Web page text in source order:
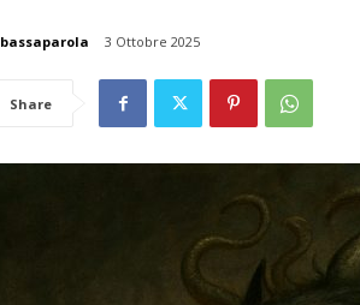
bassaparola 3 Ottobre 2025
Share